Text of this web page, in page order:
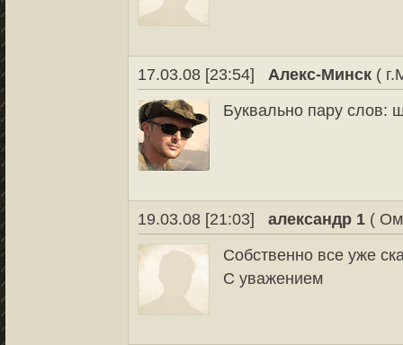
17.03.08 [23:54] Алекс-Минск (
Буквально пару слов:
19.03.08 [21:03] александр 1 (
Собственно все уже
С уважением